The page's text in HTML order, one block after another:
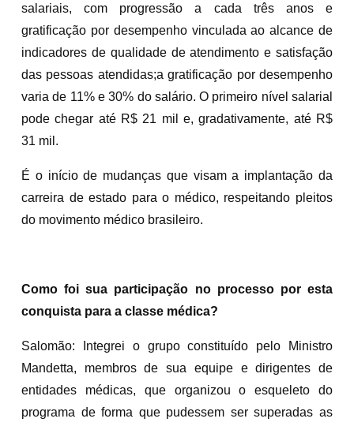
salariais, com progressão a cada três anos e
gratificação por desempenho vinculada ao alcance de
indicadores de qualidade de atendimento e satisfação
das pessoas atendidas;a gratificação por desempenho
varia de 11% e 30% do salário. O primeiro nível salarial
pode chegar até R$ 21 mil e, gradativamente, até R$
31 mil.
É o início de mudanças que visam a implantação da
carreira de estado para o médico, respeitando pleitos
do movimento médico brasileiro.
Como foi sua participação no processo por esta
conquista para a classe médica?
Salomão: Integrei o grupo constituído pelo Ministro
Mandetta, membros de sua equipe e dirigentes de
entidades médicas, que organizou o esqueleto do
programa de forma que pudessem ser superadas as